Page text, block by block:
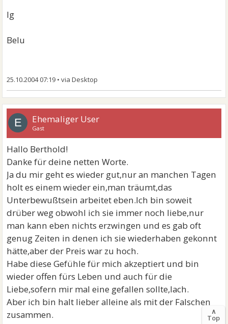
lg
Belu
25.10.2004 07:19 •
E Ehemaliger User
Gast
Hallo Berthold!
Danke für deine netten Worte.
Ja du mir geht es wieder gut,nur an manchen Tagen
holt es einem wieder ein,man träumt,das
Unterbewußtsein arbeitet eben.Ich bin soweit
drüber weg obwohl ich sie immer noch liebe,nur
man kann eben nichts erzwingen und es gab oft
genug Zeiten in denen ich sie wiederhaben gekonnt
hätte,aber der Preis war zu hoch.
Habe diese Gefühle für mich akzeptiert und bin
wieder offen fürs Leben und auch für die
Liebe,sofern mir mal eine gefallen sollte,lach.
Aber ich bin halt lieber alleine als mit der Falschen
zusammen.
∧
Top